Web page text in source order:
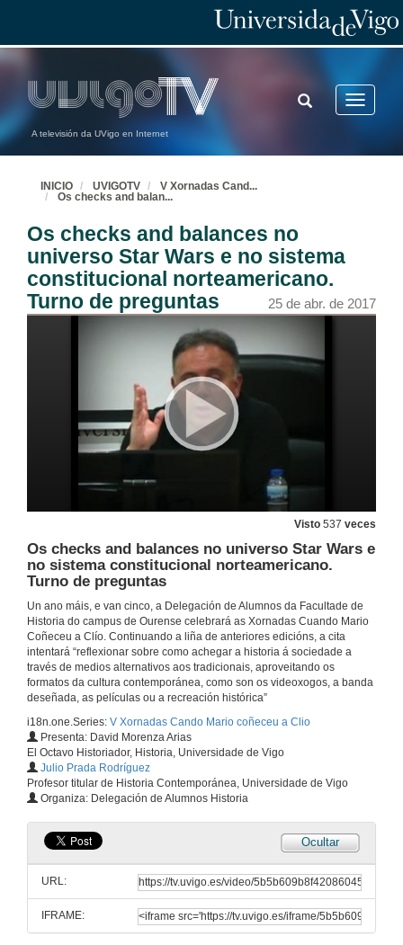
A televisión da UVigo en Internet
Toggle
TOGGLE
SEARCH
INICIO UVIGOTV V Xornadas Cand...
Os checks and balan...
Os checks and balances no
universo Star Wars e no sistema
constitucional norteamericano.
Turno de preguntas
25 de abr. de 2017
Visto 537 veces
Os checks and balances no universo Star Wars e
no sistema constitucional norteamericano.
Turno de preguntas
Un ano máis, e van cinco, a Delegación de Alumnos da Facultade de
Historia do campus de Ourense celebrará as Xornadas Cuando Mario
Coñeceu a Clío. Continuando a liña de anteriores edicións, a cita
intentará “reflexionar sobre como achegar a historia á sociedade a
través de medios alternativos aos tradicionais, aproveitando os
formatos da cultura contemporánea, como son os videoxogos, a banda
deseñada, as películas ou a recreación histórica”
i18n.one.Series: V Xornadas Cando Mario coñeceu a Clio
Presenta: David Morenza Arias
El Octavo Historiador, Historia, Universidade de Vigo
Julio Prada Rodríguez
Profesor titular de Historia Contemporánea, Universidade de Vigo
Organiza: Delegación de Alumnos Historia
Ocultar
URL:
IFRAME:
Inauguración das xornadas
25 de abr. de 2017
Os checks and balances no universo Star Wars e no sistema constitucional norteamericano